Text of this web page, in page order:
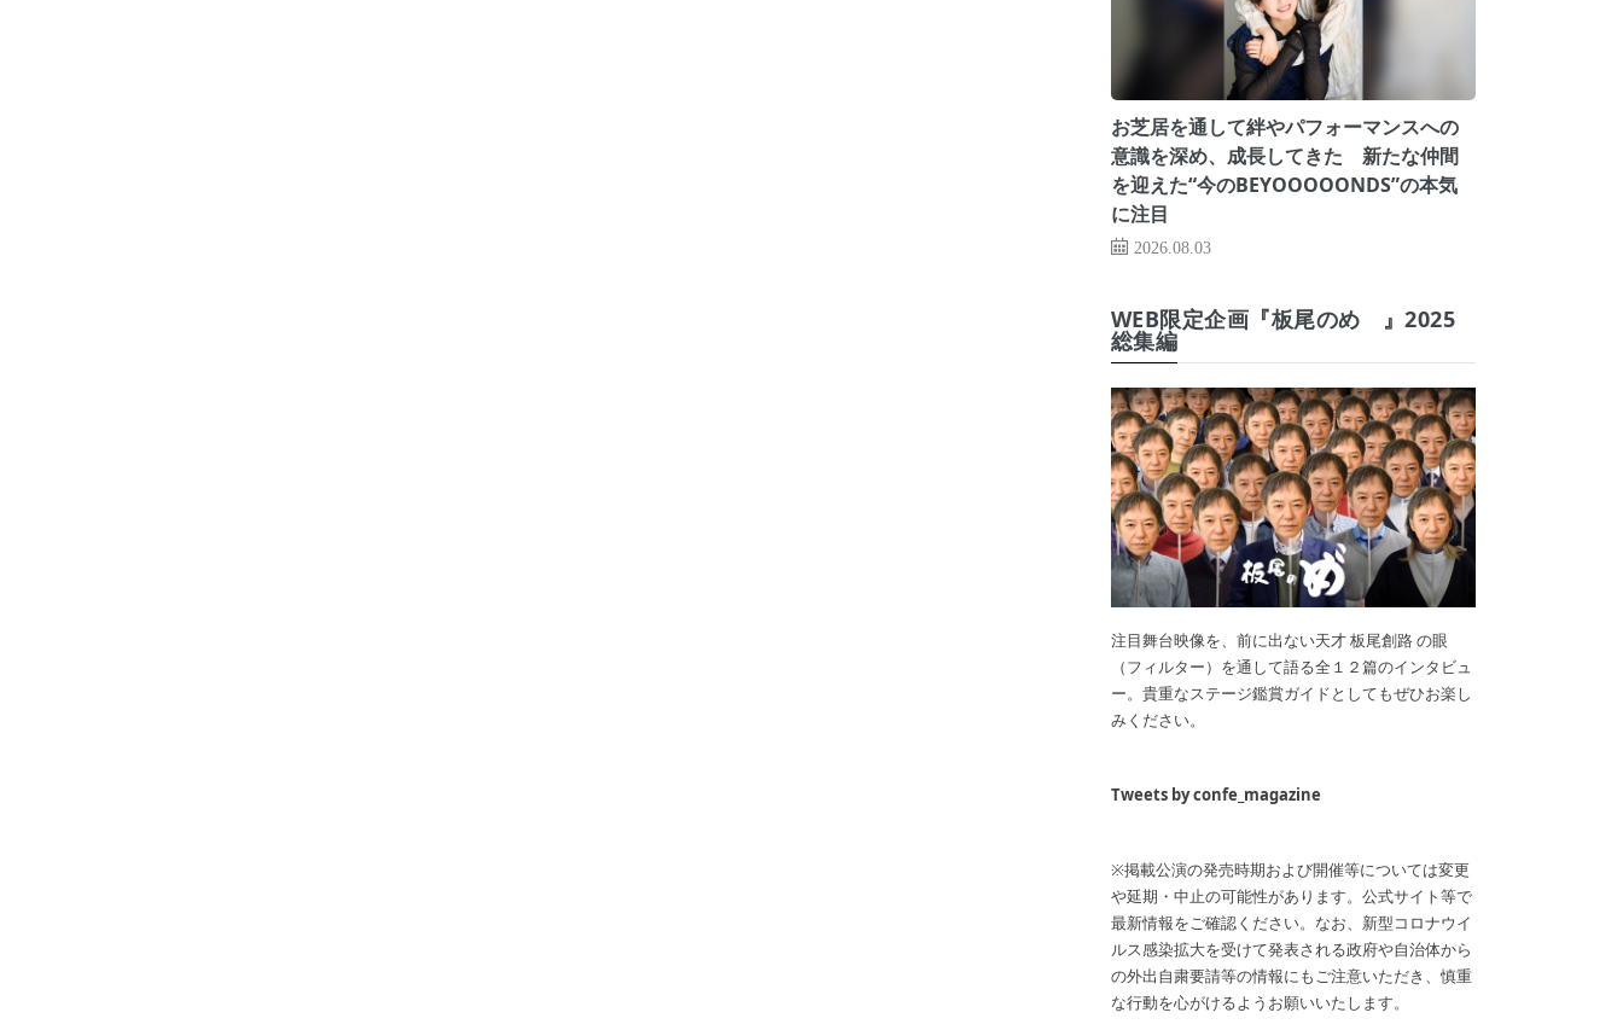
お芝居を通して絆やパフォーマンスへの
意識を深め、成長してきた 新たな仲間
を迎えた“今のBEYOOOOONDS”の本気
に注目
2026.08.03
WEB限定企画『板尾のめ゙』2025
総集編
注目舞台映像を、前に出ない天才 板尾創路 の眼
（フィルター）を通して語る全１２篇のインタビュ
ー。貴重なステージ鑑賞ガイドとしてもぜひお楽し
みください。
Tweets by confe_magazine
※掲載公演の発売時期および開催等については変更
や延期・中止の可能性があります。公式サイト等で
最新情報をご確認ください。なお、新型コロナウイ
ルス感染拡大を受けて発表される政府や自治体から
の外出自粛要請等の情報にもご注意いただき、慎重
な行動を心がけるようお願いいたします。